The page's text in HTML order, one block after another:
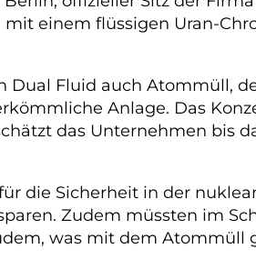
einem flüssigen Uran-
Dual Fluid auch Atommüll,
Anlage. Das
das Unternehmen bis
die Sicherheit in der
Zudem müssten im
was mit dem Atommüll